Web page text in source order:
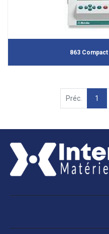
863
Préc. 1